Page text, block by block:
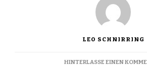
LEO SCHNIRRING
HINTERLASSE EINEN